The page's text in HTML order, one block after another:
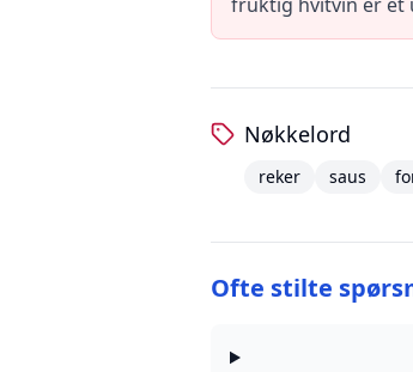
Nøkkelord
reker saus
Ofte stilte